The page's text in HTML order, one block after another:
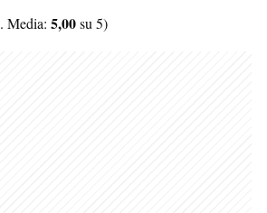
. Media: 5,00su 5)